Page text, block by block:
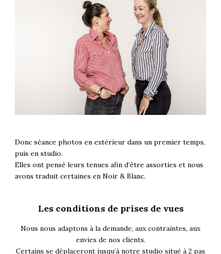
Donc séance photos en extérieur dans un premier temps,
puis en studio.
Elles ont pensé leurs tenues afin d’être assorties et nous
avons traduit certaines en Noir & Blanc.
Les conditions de prises de vues
Nous nous adaptons à la demande, aux contraintes, aux
envies de nos clients.
Certains se déplaceront jusqu’à notre studio situé à 2 pas